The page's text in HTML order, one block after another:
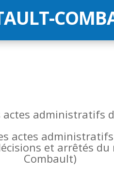
administratifs
actes
et arrêtés
Combault)